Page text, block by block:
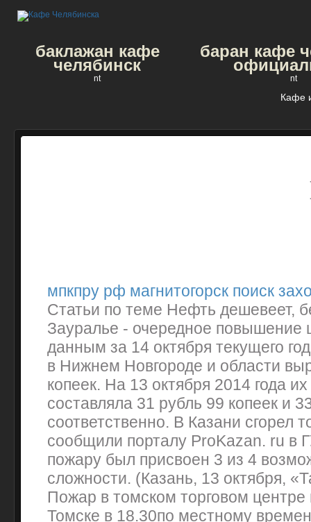
баклажан кафе
челябинск
nt
баран кафе
nt
Кафе
мпкпру рф магнитогорск поиск
Статьи по теме Нефть дешевеет,
Зауралье - очередное повышение
данным за 14 октября текущего
в Нижнем Новгороде и области
копеек. На 13 октября 2014 года
составляла 31 рубль 99 копеек и
соответственно. В Казани сгорел
сообщили порталу ProKazan. ru в
пожару был присвоен 3 из 4
сложности. (Казань, 13 октября,
Пожар в томском торговом центре
Томске в 18.30по местному